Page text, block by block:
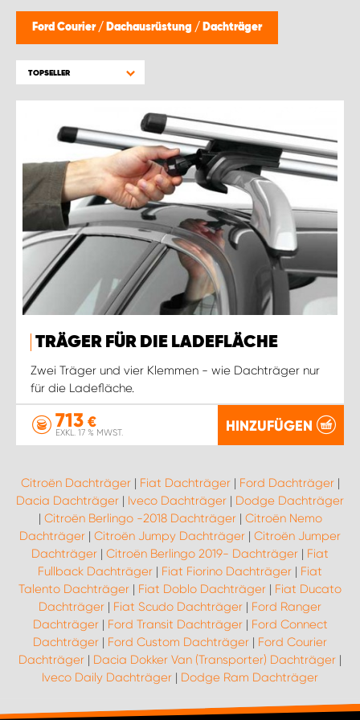
Ford Courier / Dachausrüstung / Dachträger
TOPSELLER
TRÄGER FÜR DIE LADEFLÄCHE
Zwei Träger und vier Klemmen - wie Dachträger nur
für die Ladefläche.
713 €
EXKL. 17 % MWST. HINZUFÜGEN
Citroën Dachträger| Fiat Dachträger| Ford Dachträger|
Dacia Dachträger | Iveco Dachträger | Dodge Dachträger
| Citroën Berlingo -2018 Dachträger| Citroën Nemo
Dachträger | Citroën Jumpy Dachträger | Citroën Jumper
Dachträger | Citroën Berlingo 2019- Dachträger | Fiat
Fullback Dachträger | Fiat Fiorino Dachträger | Fiat
Talento Dachträger | Fiat Doblo Dachträger | Fiat Ducato
Dachträger | Fiat Scudo Dachträger | Ford Ranger
Dachträger| Ford Transit Dachträger| Ford Connect
Dachträger | Ford Custom Dachträger | Ford Courier
Dachträger | Dacia Dokker Van (Transporter) Dachträger |
Iveco Daily Dachträger | Dodge Ram Dachträger